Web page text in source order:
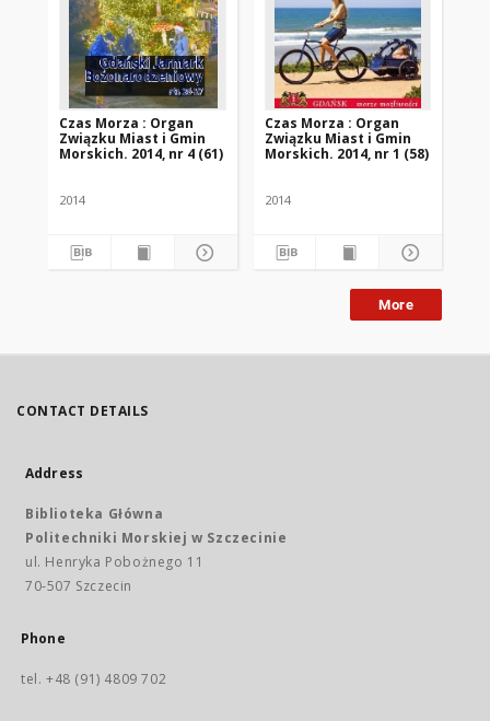
Czas Morza : Organ
Związku Miast i Gmin
Morskich. 2014, nr 4 (61)
2014
Czas Morza : Organ
Związku Miast i Gmin
Morskich. 2014, nr 1 (58)
2014
More
CONTACT DETAILS
Address
Biblioteka Główna
Politechniki Morskiej w Szczecinie
ul. Henryka Pobożnego 11
70-507 Szczecin
Phone
tel. +48 (91) 4809 702